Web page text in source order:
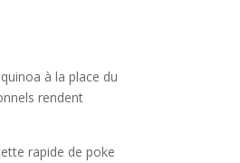
à la place du
rendent
rapide de poke